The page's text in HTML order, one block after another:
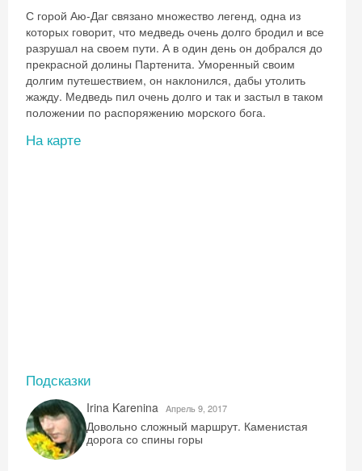
С горой Аю-Даг связано множество легенд, одна из
которых говорит, что медведь очень долго бродил и все
разрушал на своем пути. А в один день он добрался до
прекрасной долины Партенита. Уморенный своим
долгим путешествием, он наклонился, дабы утолить
жажду. Медведь пил очень долго и так и застыл в таком
положении по распоряжению морского бога.
На карте
Подсказки
Irina Karenina Aпрель 9, 2017
Довольно сложный маршрут. Каменистая
дорога со спины горы